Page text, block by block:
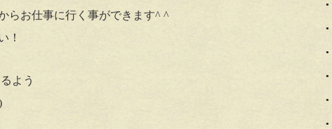
らお仕事に行く事ができます^ ^
！
よう